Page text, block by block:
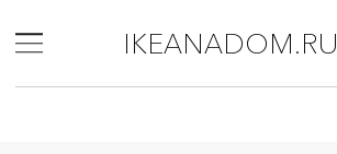
IKEANADOM.RU